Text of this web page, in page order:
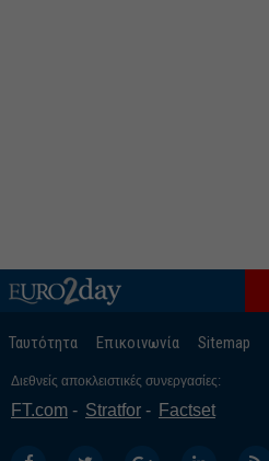
Ταυτότητα Επικοινωνία Sitemap
Διεθνείς αποκλειστικές συνεργασίες:
FT.com Stratfor Factset